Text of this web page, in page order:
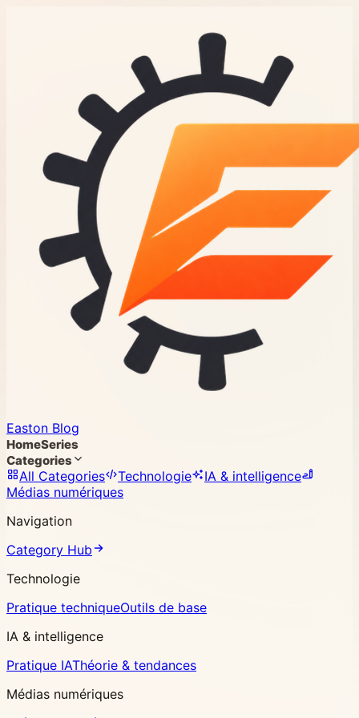
Easton Blog
HomeSeries
Categories
All Categories Technologie
IA & intelligence
Médias numériques
Navigation
Category Hub
Technologie
Pratique techniqueOutils de base
IA & intelligence
Pratique IAThéorie & tendances
Médias numériques